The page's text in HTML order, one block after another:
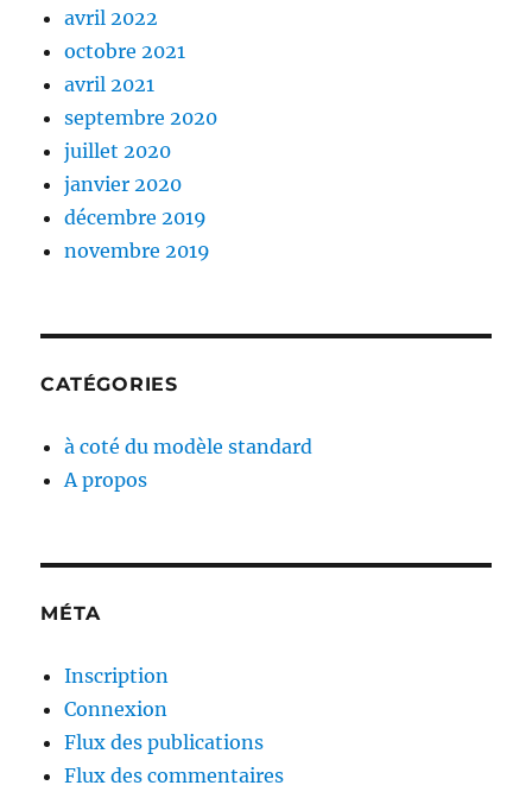
avril 2022
octobre 2021
avril 2021
septembre 2020
juillet 2020
janvier 2020
décembre 2019
novembre 2019
CATÉGORIES
à coté du modèle standard
A propos
MÉTA
Inscription
Connexion
Flux des publications
Flux des commentaires